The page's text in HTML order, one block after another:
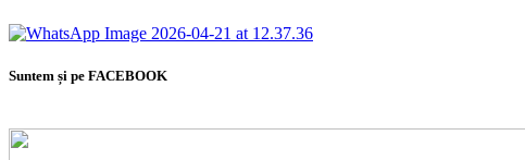
Suntem și pe FACEBOOK